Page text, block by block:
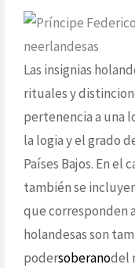
Las insignias
rituales y
pertenencia a una
la logia y el grado
Países Bajos. En el
también se
que corresponden
holandesas son
podersoberanodel